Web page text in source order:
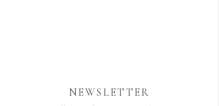
NEWSLETTER